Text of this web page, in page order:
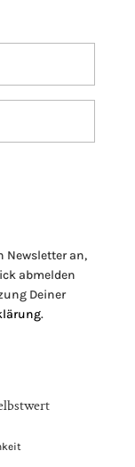
Newsletter an,
abmelden
Deiner
.